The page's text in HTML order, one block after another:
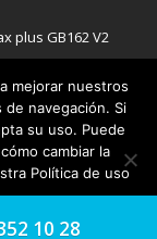
mejorar nuestros
navegación. Si
su uso. Puede
cambiar la
Política de uso
cookies
plus GB162 V2
GAS
AIRE
PISCINAS
BLOG
10 28